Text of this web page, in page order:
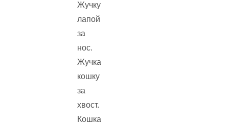
Жучку
лапой
за
нос.
Жучка
кошку
за
хвост.
Кошка